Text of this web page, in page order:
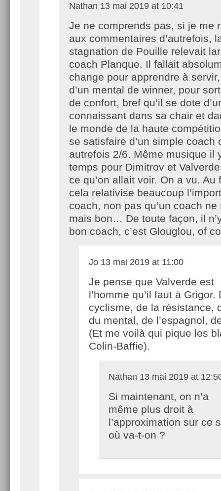
Nathan 13 mai 2019 at 10:41
Je ne comprends pas, si je me
aux commentaires d’autrefois,
stagnation de Pouille relevait
coach Planque. Il fallait
change pour apprendre à
d’un mental de winner, pour
de confort, bref qu’il se dote
connaissant dans sa chair et
le monde de la haute
se satisfaire d’un simple coach
autrefois 2/6. Même musique il
temps pour Dimitrov et
ce qu’on allait voir. On a vu. Au
cela relativise beaucoup
coach, non pas qu’un coach
mais bon… De toute façon, il
bon coach, c’est Glouglou, of
Jo 13 mai 2019 at 11:00
Je pense que Valverde est
l’homme qu’il faut à Grigor.
cyclisme, de la résistance,
du mental, de l’espagnol,
(Et me voilà qui pique les
Colin-Baffie).
Nathan 13 mai 2019 at
Si maintenant, on n’a
même plus droit à
l’approximation sur ce
où va-t-on ?